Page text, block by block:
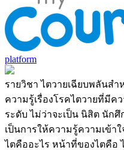
platform
รายวิชา ไตวายเฉียบพลันส
ความรู้เรื่องโรคไตวายที่มี
ระดับ ไม่ว่าจะเป็น นิสิต นัก
เป็นการให้ความรู้ความเข้า
ไตคืออะไร หน้าที่ของไตคือ